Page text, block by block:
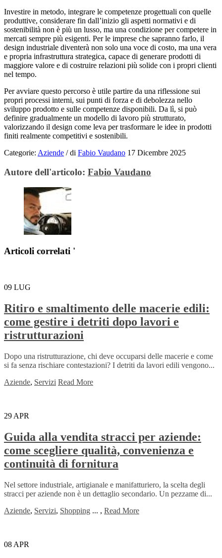
Investire in metodo, integrare le competenze progettuali con quelle
produttive, considerare fin dall’inizio gli aspetti normativi e di
sostenibilità non è più un lusso, ma una condizione per competere in
mercati sempre più esigenti. Per le imprese che sapranno farlo, il
design industriale diventerà non solo una voce di costo, ma una vera
e propria infrastruttura strategica, capace di generare prodotti di
maggiore valore e di costruire relazioni più solide con i propri clienti
nel tempo.
Per avviare questo percorso è utile partire da una riflessione sui
propri processi interni, sui punti di forza e di debolezza nello
sviluppo prodotto e sulle competenze disponibili. Da lì, si può
definire gradualmente un modello di lavoro più strutturato,
valorizzando il design come leva per trasformare le idee in prodotti
finiti realmente competitivi e sostenibili.
Categorie: Aziende /di Fabio Vaudano 17 Dicembre 2025
Autore dell'articolo: Fabio Vaudano
Articoli correlati '
09 LUG
Ritiro e smaltimento delle macerie edili:
come gestire i detriti dopo lavori e
ristrutturazioni
Dopo una ristrutturazione, chi deve occuparsi delle macerie e come
si fa senza rischiare contestazioni? I detriti da lavori edili vengono...
Aziende, Servizi Read More
29 APR
Guida alla vendita stracci per aziende:
come scegliere qualità, convenienza e
continuità di fornitura
Nel settore industriale, artigianale e manifatturiero, la scelta degli
stracci per aziende non è un dettaglio secondario. Un pezzame di...
Aziende, Servizi, Shopping ... , Read More
08 APR